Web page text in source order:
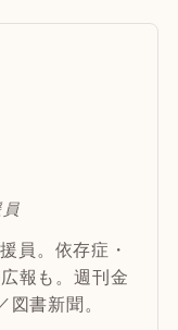
員。依存症・
報も。週刊金
書新聞。